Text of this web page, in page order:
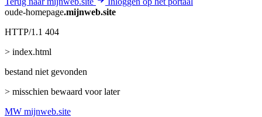
oude-homepage.mijnweb.site
HTTP/1.1 404
> index.html
bestand niet gevonden
> misschien bewaard voor later
MW mijnweb.site